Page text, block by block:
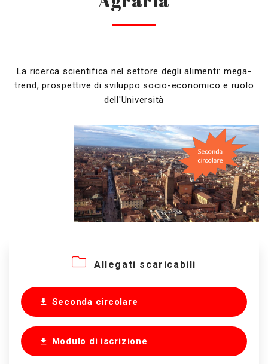
La ricerca scientifica nel settore degli alimenti: mega-
trend, prospettive di sviluppo socio-economico e ruolo
dell'Università
Allegati scaricabili
Seconda circolare
Modulo di iscrizione